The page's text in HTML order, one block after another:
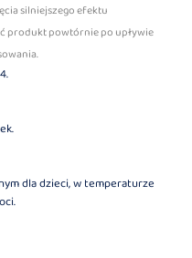
silniejszego efektu
produkt powtórnie po upływie
dla dzieci, w temperaturze